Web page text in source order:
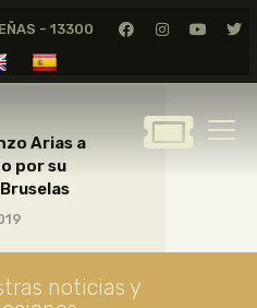
- 13300
DIBUJO
Arias a
por su
noticias y